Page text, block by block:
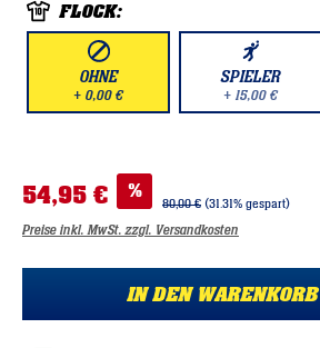
FLOCK:
OHNE
+ 0,00 €
SPIELER
+ 15,00 €
54,95 € %
80,00 € (31.31% gespart)
Preise inkl. MwSt. zzgl. Versandkosten
IN DEN WARENKORB